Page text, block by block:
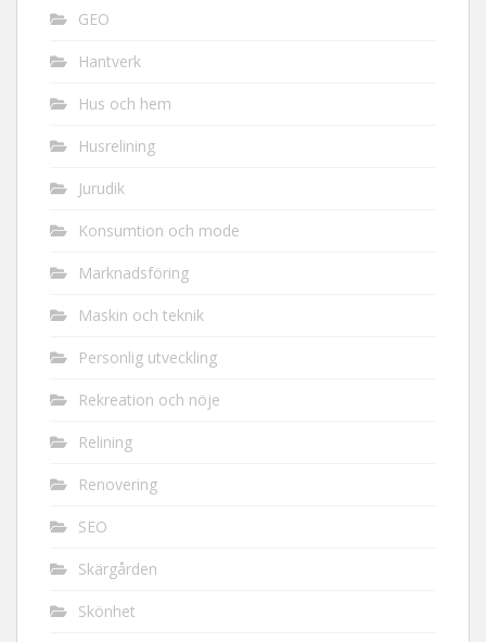
GEO
Hantverk
Hus och hem
Husrelining
Jurudik
Konsumtion och mode
Marknadsföring
Maskin och teknik
Personlig utveckling
Rekreation och nöje
Relining
Renovering
SEO
Skärgården
Skönhet